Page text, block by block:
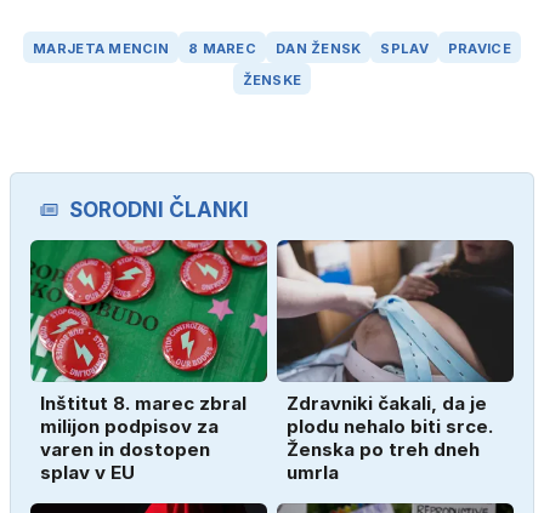
MARJETA MENCIN 8 MAREC DAN ŽENSK SPLAV
PRAVICE
ŽENSKE
SORODNI ČLANKI
Inštitut 8. marec zbral
milijon podpisov za
varen in dostopen
splav v EU
Zdravniki čakali, da je
plodu nehalo biti srce.
Ženska po treh dneh
umrla